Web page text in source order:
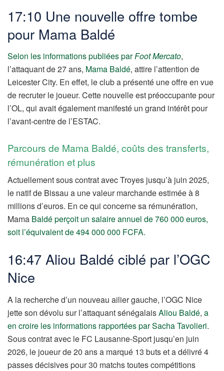
17:10 Une nouvelle offre tombe
pour Mama Baldé
Selon les informations publiées parFoot Mercato,
l’attaquant de 27 ans, Mama Baldé, attire l’attention de
Leicester City. En effet, le club a présenté une offre en vue
de recruter le joueur. Cette nouvelle est préoccupante pour
l’OL, qui avait également manifesté un grand intérêt pour
l’avant-centre de l’ESTAC.
Parcours de Mama Baldé, coûts des transferts,
rémunération et plus
Actuellement sous contrat avec Troyes jusqu’à juin 2025,
le natif de Bissau a une valeur marchande estimée à 8
millions d’euros. En ce qui concerne sa rémunération,
Mama Baldé perçoit un salaire annuel de 760 000 euros,
soit l’équivalent de 494 000 000 FCFA.
16:47 Aliou Baldé ciblé par l’OGC
Nice
A la recherche d’un nouveau ailier gauche, l’OGC Nice
jette son dévolu sur l’attaquant sénégalaisAliou Baldé, a
en croire les informations rapportées par Sacha Tavolieri.
Sous contrat avec le FC Lausanne-Sport jusqu’en juin
2026, le joueur de 20 ans a marqué 13 buts et a délivré 4
passes décisives pour 30 matchs toutes compétitions